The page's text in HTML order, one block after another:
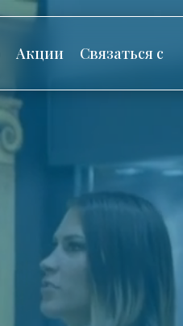
Акции Связаться с